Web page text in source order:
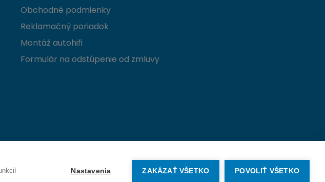
Nastavenia ZAKÁZAŤ VŠETKO POVOLIŤ VŠETKO
Obchodné podmienky
Reklamačný poriadok
Montáž autohifi
Formulár na odstúpenie od zmluvy
Vytvorené na mieru oddenva.sk